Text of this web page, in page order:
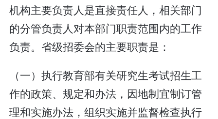
机构主要负责人是直接责任人，相关部门
的分管负责人对本部门职责范围内的工作
负责。省级招委会的主要职责是：
（一）执行教育部有关研究生考试招生工
作的政策、规定和办法，因地制宜制订管
理和实施办法，组织实施并监督检查执行